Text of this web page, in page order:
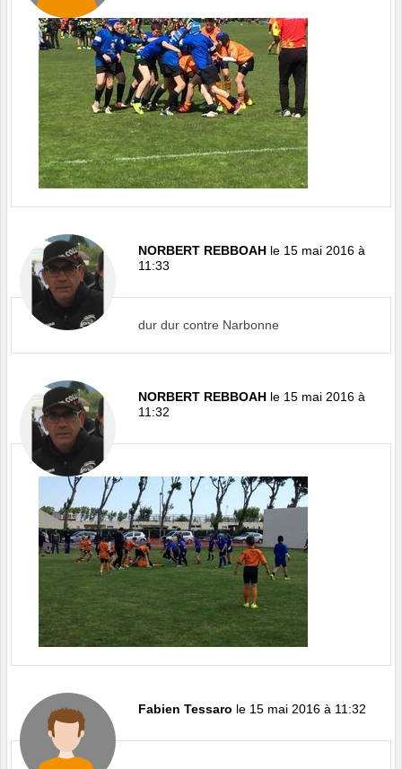
NORBERT REBBOAH le 15 mai 2016 à
11:33
dur dur contre Narbonne
NORBERT REBBOAH le 15 mai 2016 à
11:32
Fabien Tessaro le 15 mai 2016 à 11:32